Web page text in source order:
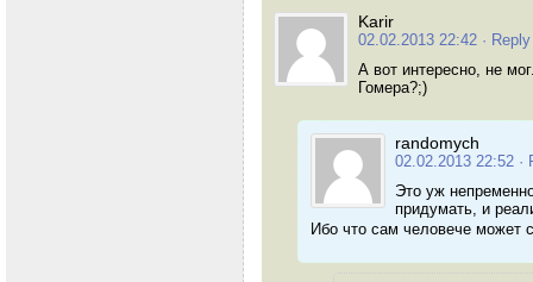
Karir
02.02.2013 22:42 · Reply
А вот интересно, не
Гомера?;)
randomych
02.02.2013 22:52 ·
Это уж
придумать, и
Ибо что сам человече может